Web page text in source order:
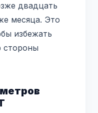
двадцать
месяца. Это
избежать
стороны